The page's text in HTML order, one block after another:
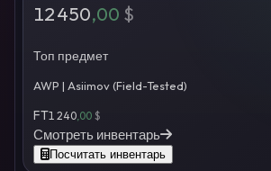
12 450,00 $
Топ предмет
AWP | Asiimov (Field-Tested)
FT1 240 ,00 $
Смотреть инвентарь
Посчитать инвентарь